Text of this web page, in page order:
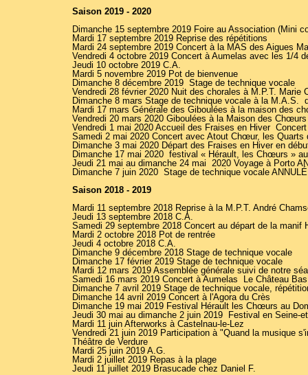
Saison 2019 - 2020
Dimanche 15 septembre 2019 Foire au Association (Mini
Mardi 17 septembre 2019 Reprise des répétitions
Mardi 24 septembre 2019 Concert à la MAS des Aigues
Vendredi 4 octobre 2019 Concert à Aumelas avec les 1/4
Jeudi 10 octobre 2019 C.A.
Mardi 5 novembre 2019 Pot de bienvenue
Dimanche 8 décembre 2019 Stage de technique vocale
Vendredi 28 février 2020 Nuit des chorales à M.P.T. Marie
Dimanche 8 mars Stage de technique vocale à la M.A.S.
Mardi 17 mars Générale des Giboulées à la maison des
Vendredi 20 mars 2020 Giboulées à la Maison des
Vendredi 1 mai 2020 Accueil des Fraises en Hiver
Samedi 2 mai 2020 Concert avec Atout Chœur, les
Dimanche 3 mai 2020 Départ des Fraises en Hiver en
Dimanche 17 mai 2020 festival « Hérault, les Chœurs » au
Jeudi 21 mai au dimanche 24 mai 2020 Voyage à Porto
Dimanche 7 juin 2020 Stage de technique vocale
Saison 2018 - 2019
Mardi 11 septembre 2018 Reprise à la M.P.T. André
Jeudi 13 septembre 2018 C.A.
Samedi 29 septembre 2018 Concert au départ de la manif
Mardi 2 octobre 2018 Pot de rentrée
Jeudi 4 octobre 2018 C.A.
Dimanche 9 décembre 2018 Stage de technique vocale
Dimanche 17 février 2019 Stage de technique vocale
Mardi 12 mars 2019 Assemblée générale suivi de notre
Samedi 16 mars 2019 Concert à Aumelas Le Château Bas
Dimanche 7 avril 2019 Stage de technique vocale,
Dimanche 14 avril 2019 Concert à l'Agora du Crès
Dimanche 19 mai 2019 Festival Hérault les Chœurs au
Jeudi 30 mai au dimanche 2 juin 2019 Festival en Seine-
Mardi 11 juin Afterworks à Castelnau-le-Lez
Vendredi 21 juin 2019 Participation à "Quand la musique
Théâtre de Verdure
Mardi 25 juin 2019 A.G.
Mardi 2 juillet 2019 Repas à la plage
Jeudi 11 juillet 2019 Brasucade chez Daniel F.